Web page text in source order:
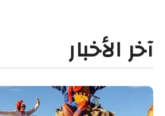
آخر الأخبار